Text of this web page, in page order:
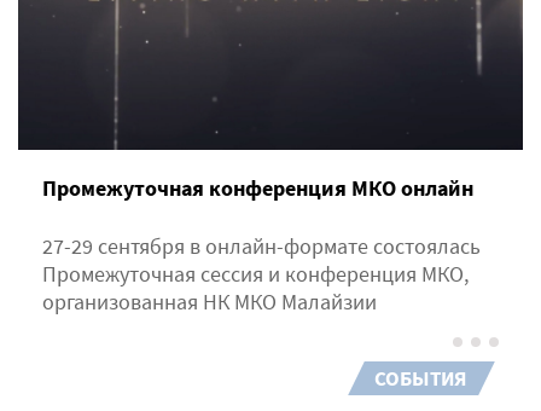
Промежуточная конференция МКО онлайн
27-29 сентября в онлайн-формате состоялась
Промежуточная сессия и конференция МКО,
организованная НК МКО Малайзии
СОБЫТИЯ